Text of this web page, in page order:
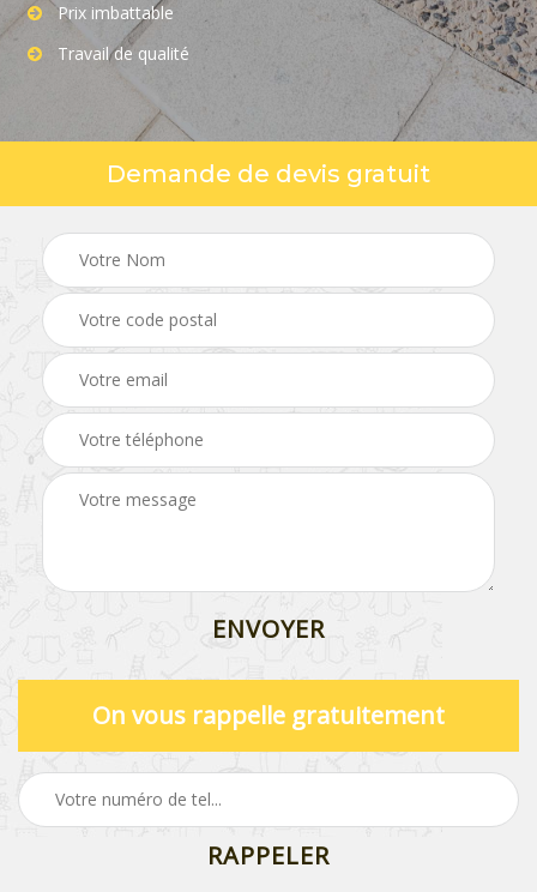
Prix imbattable
Travail de qualité
Demande de devis gratuit
On vous rappelle gratuitement